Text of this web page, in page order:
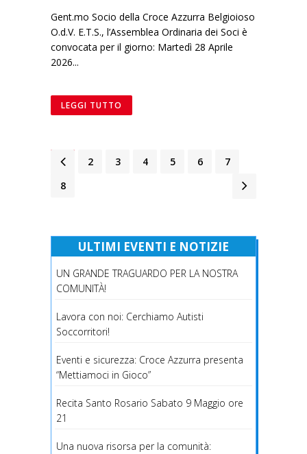
Gent.mo Socio della Croce Azzurra Belgioioso
O.d.V. E.T.S., l’Assemblea Ordinaria dei Soci è
convocata per il giorno: Martedì 28 Aprile
2026...
LEGGI TUTTO
1 2 3 4 5 6
7
8
ULTIMI EVENTI E NOTIZIE
UN GRANDE TRAGUARDO PER LA NOSTRA
COMUNITÀ!
Lavora con noi: Cerchiamo Autisti
Soccorritori!
Eventi e sicurezza: Croce Azzurra presenta
“Mettiamoci in Gioco”
Recita Santo Rosario Sabato 9 Maggio ore
21
Una nuova risorsa per la comunità: